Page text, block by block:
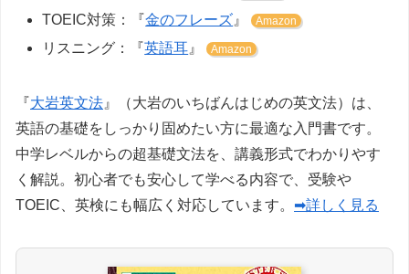
TOEIC対策：『金のフレーズ 』 Amazon
リスニング：『英語耳 』 Amazon
『大岩英文法 』（大岩のいちばんはじめの英文法）は、
英語の基礎をしっかり固めたい方に最適な入門書です。
中学レベルからの超基礎文法を、講義形式でわかりやす
く解説。初心者でも安心して学べる内容で、受験や
TOEIC、英検にも幅広く対応しています。 ➡詳しく見る